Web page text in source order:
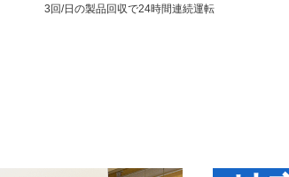
3回/日の製品回収で24時間連続運転